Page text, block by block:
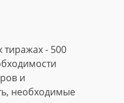
- 500
и
необходимые